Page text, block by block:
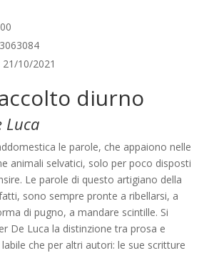
21/10/2021
diurno
Luca
le parole, che appaiono nelle
animali selvatici, solo per poco disposti
Le parole di questo artigiano della
sono sempre pronte a ribellarsi, a
di pugno, a mandare scintille. Si
De Luca la distinzione tra prosa e
che per altri autori: le sue scritture